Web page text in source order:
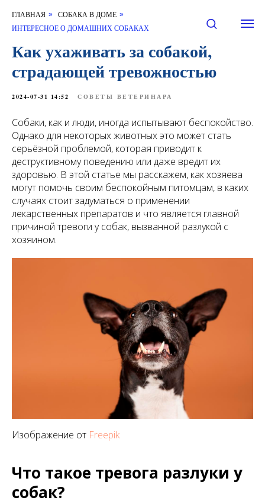
ГЛАВНАЯ » СОБАКА В ДОМЕ »
ИНТЕРЕСНОЕ О ДОМАШНИХ СОБАКАХ
Как ухаживать за собакой,
страдающей тревожностью
2024-07-31 14:52 СОВЕТЫ ВЕТЕРИНАРА
Собаки, как и люди, иногда испытывают беспокойство.
Однако для некоторых животных это может стать
серьёзной проблемой, которая приводит к
деструктивному поведению или даже вредит их
здоровью. В этой статье мы расскажем, как хозяева
могут помочь своим беспокойным питомцам, в каких
случаях стоит задуматься о применении
лекарственных препаратов и что является главной
причиной тревоги у собак, вызванной разлукой с
хозяином.
Изображение от Freepik
Что такое тревога разлуки у
собак?